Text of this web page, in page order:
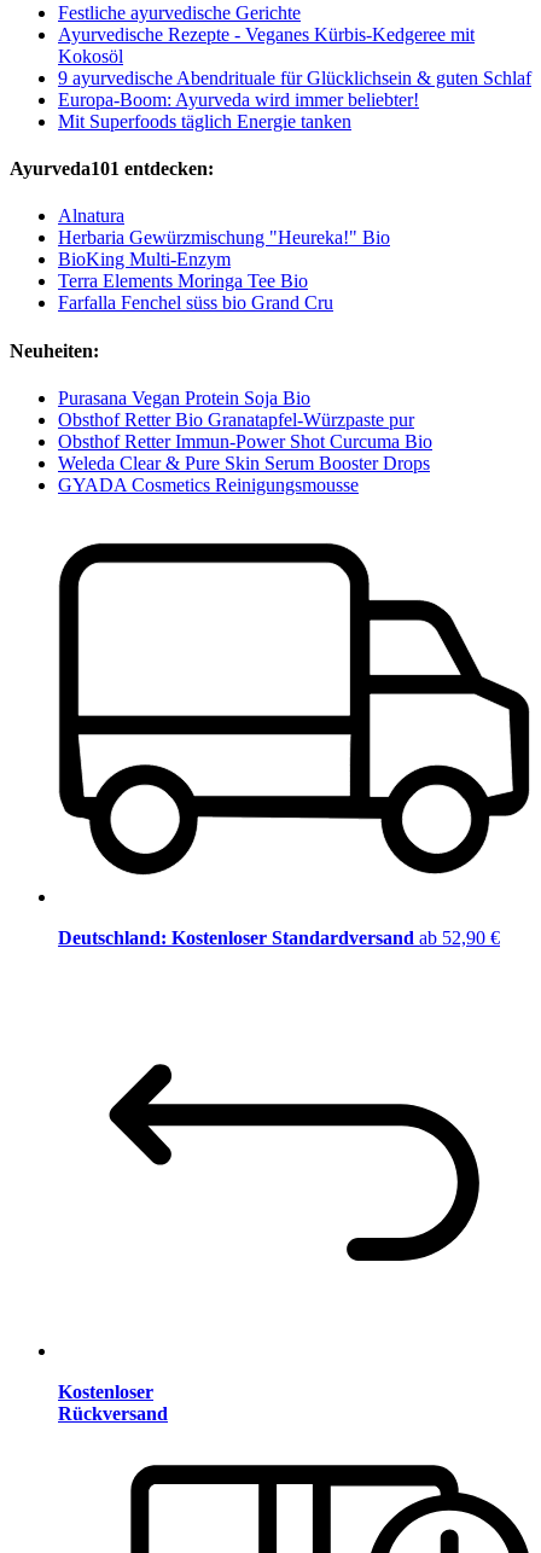
Festliche ayurvedische Gerichte
Ayurvedische Rezepte - Veganes Kürbis-Kedgeree mit
Kokosöl
9 ayurvedische Abendrituale für Glücklichsein & guten Schlaf
Europa-Boom: Ayurveda wird immer beliebter!
Mit Superfoods täglich Energie tanken
Ayurveda101 entdecken:
Alnatura
Herbaria Gewürzmischung "Heureka!" Bio
BioKing Multi-Enzym
Terra Elements Moringa Tee Bio
Farfalla Fenchel süss bio Grand Cru
Neuheiten:
Purasana Vegan Protein Soja Bio
Obsthof Retter Bio Granatapfel-Würzpaste pur
Obsthof Retter Immun-Power Shot Curcuma Bio
Weleda Clear & Pure Skin Serum Booster Drops
GYADA Cosmetics Reinigungsmousse
Deutschland: Kostenloser Standardversand ab 52,90 €
Kostenloser
Rückversand